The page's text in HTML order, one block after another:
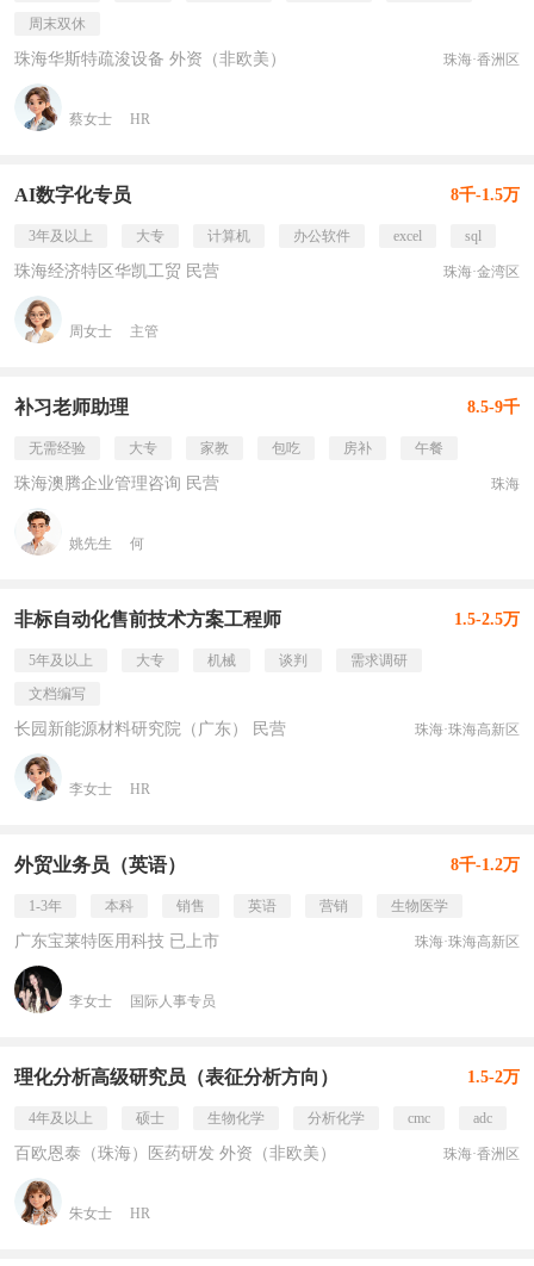
周末双休
珠海华斯特疏浚设备 外资（非欧美） 珠海·香洲区
蔡女士 HR
AI数字化专员 8千-1.5万
3年及以上 大专 计算机 办公软件 excel sql
珠海经济特区华凯工贸 民营 珠海·金湾区
周女士 主管
补习老师助理 8.5-9千
无需经验 大专 家教 包吃 房补 午餐
珠海澳腾企业管理咨询 民营 珠海
姚先生 何
非标自动化售前技术方案工程师 1.5-2.5万
5年及以上 大专 机械 谈判
需求调研
文档编写
长园新能源材料研究院（广东） 民营 珠海·珠海高新区
李女士 HR
外贸业务员（英语） 8千-1.2万
1-3年 本科 销售 英语 营销 生物医学
广东宝莱特医用科技 已上市 珠海·珠海高新区
李女士 国际人事专员
理化分析高级研究员（表征分析方向） 1.5-2万
4年及以上 硕士 生物化学 分析化学 cmc adc
百欧恩泰（珠海）医药研发 外资（非欧美） 珠海·香洲区
朱女士 HR